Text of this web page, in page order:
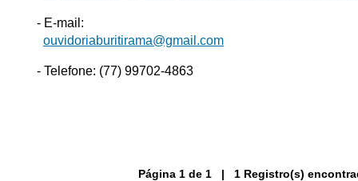
- E-mail:
ouvidoriaburitirama@gmail.com
- Telefone: (77) 99702-4863
Página 1 de 1 | 1 Registro(s)